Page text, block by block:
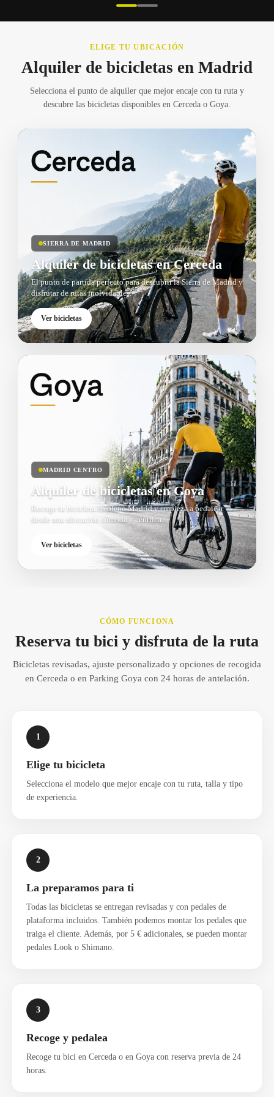
ELIGE TU UBICACIÓN
Alquiler de bicicletas en Madrid
Selecciona el punto de alquiler que mejor encaje con tu ruta y
descubre las bicicletas disponibles en Cerceda o Goya.
SIERRA DE MADRID
Alquiler de bicicletas en Cerceda
El punto de partida perfecto para descubrir la Sierra de Madrid y
disfrutar de rutas inolvidables.
Ver bicicletas
MADRID CENTRO
Alquiler de bicicletas en Goya
Recoge tu bicicleta en pleno Madrid y empieza a pedalear
desde una ubicación cómoda y céntrica.
Ver bicicletas
CÓMO FUNCIONA
Reserva tu bici y disfruta de la ruta
Bicicletas revisadas, ajuste personalizado y opciones de recogida
en Cerceda o en Parking Goya con 24 horas de antelación.
1
Elige tu bicicleta
Selecciona el modelo que mejor encaje con tu ruta, talla y tipo
de experiencia.
2
La preparamos para ti
Todas las bicicletas se entregan revisadas y con pedales de
plataforma incluidos. También podemos montar los pedales que
traiga el cliente. Además, por 5 € adicionales, se pueden montar
pedales Look o Shimano.
3
Recoge y pedalea
Recoge tu bici en Cerceda o en Goya con reserva previa de 24
horas.